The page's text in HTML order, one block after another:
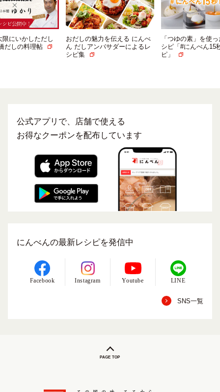
限にいかしただし
だしの料理帖
おだしの魅力を伝える にんべ
ん だしアンバサダーによるレ
シピ集
「つゆの素」を使
シピ「#にんべん15
ピ」
公式アプリで、店舗で使える
お得なクーポンを配布しています
にんべんの最新レシピを発信中
Facebook Instagram Youtube LINE
SNS一覧
PAGE TOP